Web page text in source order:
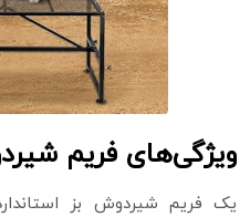
ویژگی‌های فریم
یک فریم شیردوش بز